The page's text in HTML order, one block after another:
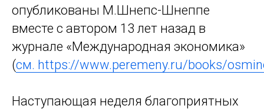
опубликованы М.Шнепс-Шнеппе
вместе с автором 13 лет назад в
журнале «Международная экономика»
(см. https://www.peremeny.ru/books/
Наступающая неделя благоприятных